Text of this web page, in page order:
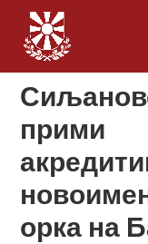
прими
орка на